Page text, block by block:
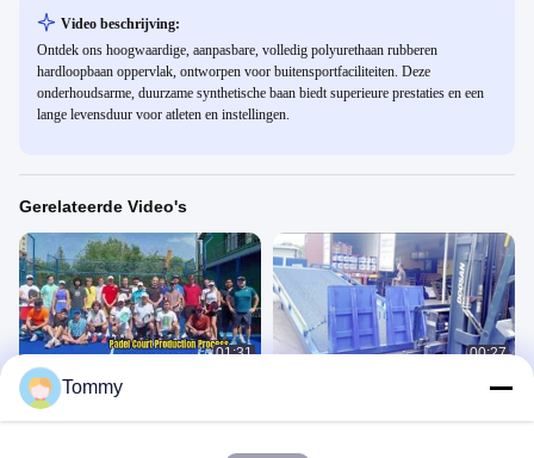
Video beschrijving:
Ontdek ons hoogwaardige, aanpasbare, volledig polyurethaan rubberen
hardloopbaan oppervlak, ontworpen voor buitensportfaciliteiten. Deze
onderhoudsarme, duurzame synthetische baan biedt superieure prestaties en een
lange levensduur voor atleten en instellingen.
Gerelateerde Video's
01:31
Padelbaanproject en fabrieksshow
Fabrieksshow
00:27
Achter de schermen: Containerlading
Tommy